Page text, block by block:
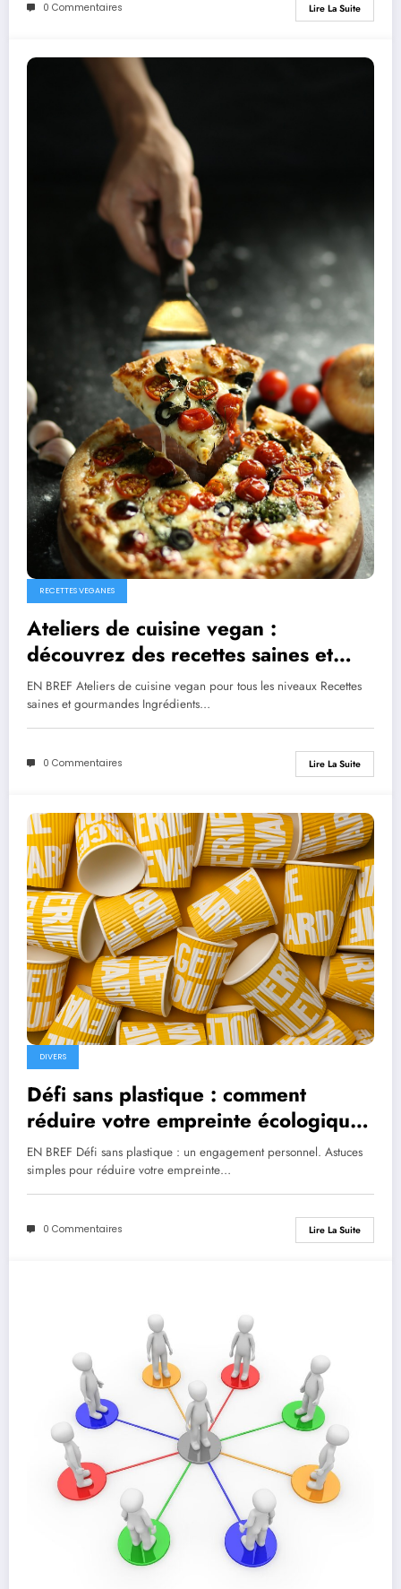
0 Commentaires Lire La Suite
RECETTES VEGANES
Ateliers de cuisine vegan :
découvrez des recettes saines et
gourmandes
EN BREF Ateliers de cuisine vegan pour tous les niveaux Recettes
saines et gourmandes Ingrédients…
0 Commentaires Lire La Suite
DIVERS
Défi sans plastique : comment
réduire votre empreinte écologique
au quotidien
EN BREF Défi sans plastique : un engagement personnel. Astuces
simples pour réduire votre empreinte…
0 Commentaires Lire La Suite